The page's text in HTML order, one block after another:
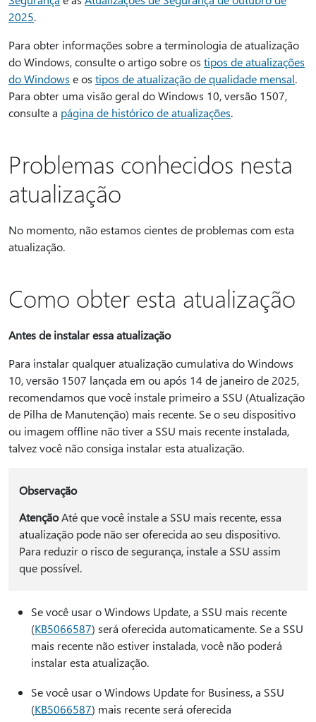
2025.
Para obter informações sobre a terminologia de atualização
do Windows, consulte o artigo sobre os tipos de atualizações
do Windows e os tipos de atualização de qualidade mensal.
Para obter uma visão geral do Windows 10, versão 1507,
consulte a página de histórico de atualizações.
Problemas conhecidos nesta
atualização
No momento, não estamos cientes de problemas com esta
atualização.
Como obter esta atualização
Antes de instalar essa atualização
Para instalar qualquer atualização cumulativa do Windows
10, versão 1507 lançada em ou após 14 de janeiro de 2025,
recomendamos que você instale primeiro a SSU (Atualização
de Pilha de Manutenção) mais recente. Se o seu dispositivo
ou imagem offline não tiver a SSU mais recente instalada,
talvez você não consiga instalar esta atualização.
Observação
AtençãoAté que você instale a SSU mais recente, essa
atualização pode não ser oferecida ao seu dispositivo.
Para reduzir o risco de segurança, instale a SSU assim
que possível.
Se você usar o Windows Update, a SSU mais recente
(KB5066587) será oferecida automaticamente. Se a SSU
mais recente não estiver instalada, você não poderá
instalar esta atualização.
Se você usar o Windows Update for Business, a SSU
(KB5066587) mais recente será oferecida